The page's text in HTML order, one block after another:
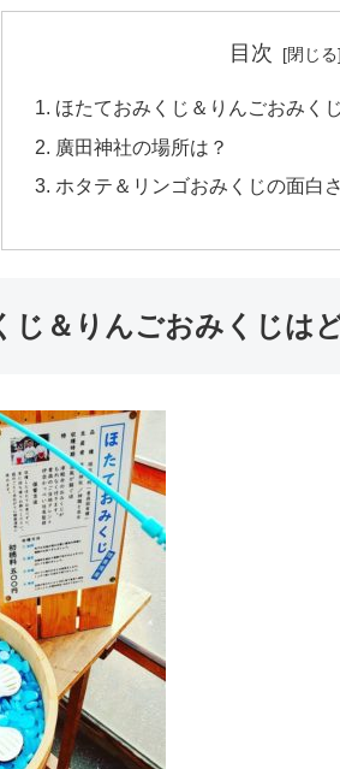
目次
ほたておみくじ＆りんごおみく
廣田神社の場所は？
ホタテ＆リンゴおみくじの面白
じ＆りんごおみくじは